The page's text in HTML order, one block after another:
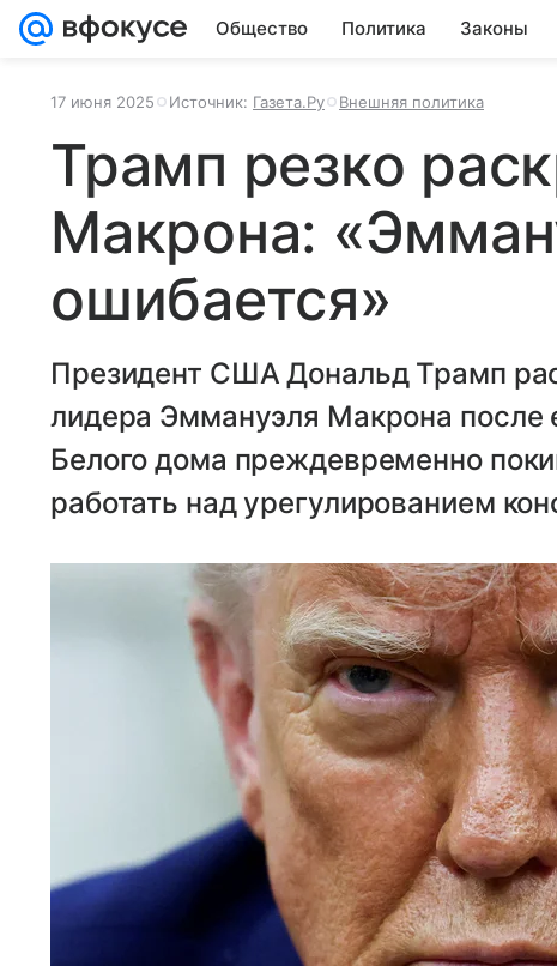
Общество Политика Законы
17 июня 2025 Источник: Газета.Ру Внешняя политика
Трамп резко
Макрона:
ошибается»
Президент США Дональд Трамп
лидера Эммануэля Макрона после
Белого дома преждевременно
работать над урегулированием